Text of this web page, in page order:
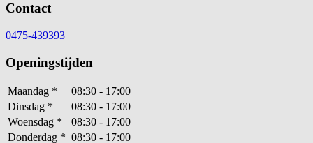
Contact
0475-439393
Openingstijden
Maandag *
08:30 - 17:00
Dinsdag *
08:30 - 17:00
Woensdag *
08:30 - 17:00
Donderdag * 08:30 - 17:00